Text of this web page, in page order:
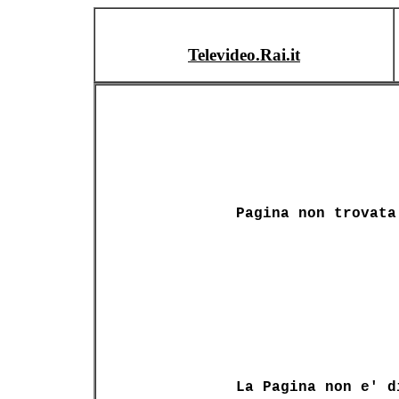
Televideo.Rai.it
Pagina non trovata
La Pagina non e'